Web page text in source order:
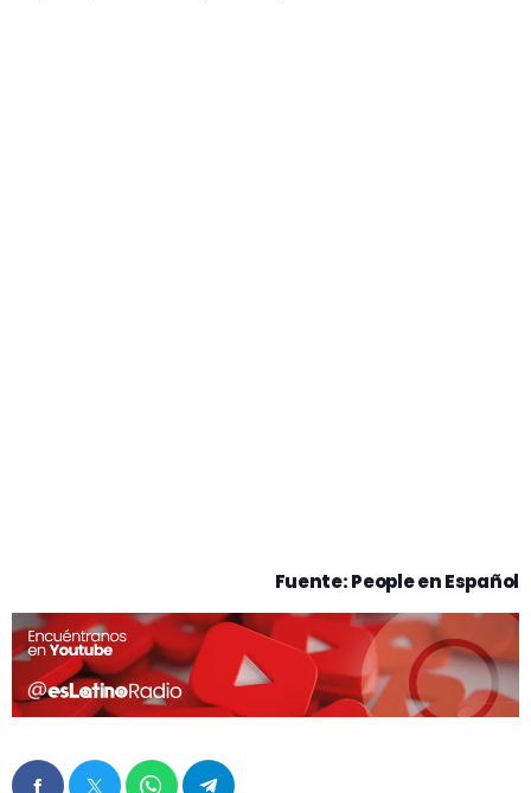
Fuente: People en Español